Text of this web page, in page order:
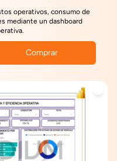
operativos, consumo de
mediante un dashboard
Comprar